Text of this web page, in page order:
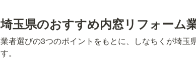
埼玉県のおすすめ内窓リフォーム
業者選びの3つのポイントをもとに、しなちくが埼玉
す。